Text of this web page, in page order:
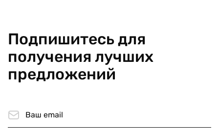
Подпишитесь для
получения лучших
предложений